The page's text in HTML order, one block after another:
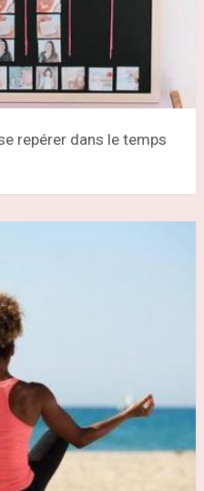
repérer dans le temps